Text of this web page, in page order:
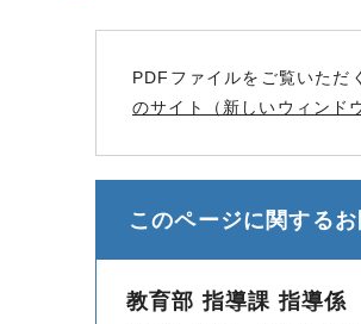
PDFファイルをご覧いた
のサイト（新しいウィンド
このページに関する
教育部 指導課 指導係